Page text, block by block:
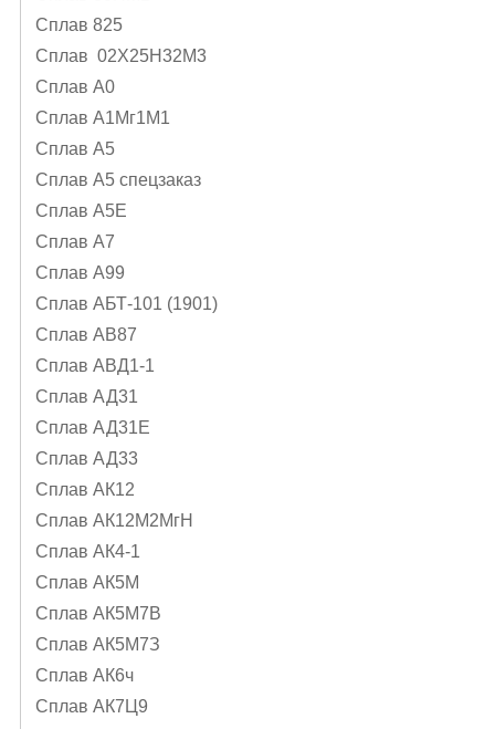
Сплав 825
Сплав 02Х25Н32М3
Сплав А0
Сплав А1Mг1M1
Сплав А5
Сплав А5 спецзаказ
Сплав А5Е
Сплав А7
Сплав А99
Сплав АБТ-101 (1901)
Сплав АВ87
Сплав АВД1-1
Сплав АД31
Сплав АД31Е
Сплав АД33
Сплав АК12
Сплав АК12М2МгН
Сплав АК4-1
Сплав АК5М
Сплав АК5М7В
Сплав АК5М7З
Сплав АК6ч
Сплав АК7Ц9